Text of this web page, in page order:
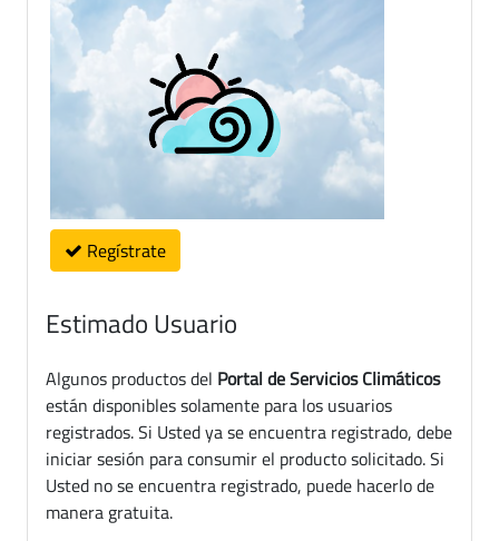
Regístrate
Estimado Usuario
Algunos productos del Portal de Servicios Climáticos
están disponibles solamente para los usuarios
registrados. Si Usted ya se encuentra registrado, debe
iniciar sesión para consumir el producto solicitado. Si
Usted no se encuentra registrado, puede hacerlo de
manera gratuita.